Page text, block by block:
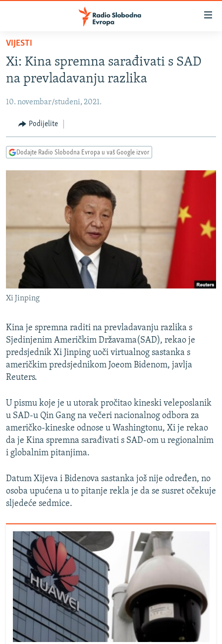
Pređite
glavni
sadržaj
Pređite
na
navigaciju
Pređite
na
BOSNA I HERCEGOVINA
SRBIJA
KOSOVO
CRNA GORA
VIDEO
PODCASTI
KINA NA BALKANU
RSE PRIČE IZ SVIJETA
ISPRIČAJ MI
DNEVNO@RSE
SPECIJALI RSE
VIŠE OD NASLOVA
GENOCID U SREBRENICI
POPLAVE I KLIZIŠTA U BIH 2024.
TV LIBERTY
POST SCRIPTUM
MOJA EVROPA
SVE KARTE DEJTONA
NASTANAK I RASPAD JUGOSLAVIJE
PRATITE NAS
Sve RFE/RL stranice
VIJESTI
Xi: Kina spremna sarađivati s SAD
na prevladavanju razlika
10. novembar/studeni, 2021.
Podijelite
Dodajte Radio Slobodna Evropa u vaš Google izvor
Xi Jinping
Kina je spremna raditi na prevladavanju razlika s
Sjedinjenim Američkim Državama(SAD), rekao je
predsjednik Xi Jinping uoči virtualnog sastanka s
američkim predsjednikom Joeom Bidenom, javlja
Reuters.
U pismu koje je u utorak pročitao kineski veleposlanik
u SAD-u Qin Gang na večeri nacionalnog odbora za
američko-kineske odnose u Washingtonu, Xi je rekao
da je Kina spremna sarađivati s SAD-om u regionalnim
i globalnim pitanjima.
Datum Xijeva i Bidenova sastanka još nije određen, no
osoba upućena u to pitanje rekla je da se susret očekuje
sljedeće sedmice.